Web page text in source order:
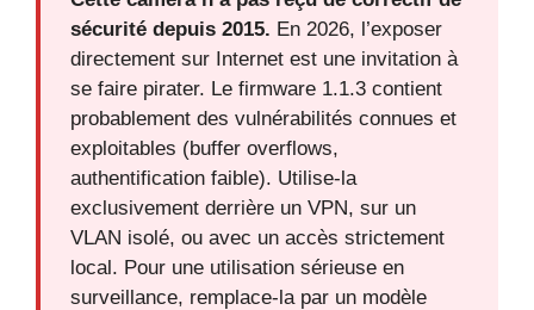
sécurité depuis 2015. En 2026, l’exposer
directement sur Internet est une invitation à
se faire pirater. Le firmware 1.1.3 contient
probablement des vulnérabilités connues et
exploitables (buffer overflows,
authentification faible). Utilise-la
exclusivement derrière un VPN, sur un
VLAN isolé, ou avec un accès strictement
local. Pour une utilisation sérieuse en
surveillance, remplace-la par un modèle